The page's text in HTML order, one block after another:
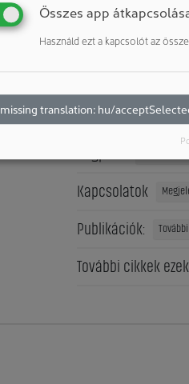
Díjat világszerte. A díjra
épülettechnika is. Az
szempontokat vesznek
a felhasználóbarát kialakítás,
Kapcsolatok
Publikációk:
További cikkek
Összes app
Használd ezt a kapcsolót az
translation: hu/